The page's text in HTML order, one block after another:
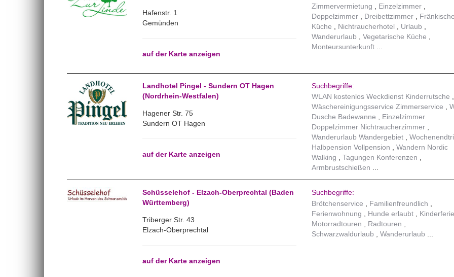
Hafenstr. 1
Gemünden
auf der Karte anzeigen
Zimmervermietung
Einzelzimmer
Doppelzimmer
Dreibettzimmer
Küche
Nichtraucherhotel
Urlaub
Wanderurlaub
Vegetarische Küche
Monteursunterkunft
Landhotel Pingel - Sundern OT Hagen
(Nordrhein-Westfalen)
Hagener Str. 75
Sundern OT Hagen
auf der Karte anzeigen
Suchbegriffe:
WLAN kostenlos Weckdienst Kinderrutsche
Wäschereinigungsservice Zimmerservice
Dusche Badewanne
Einzelzimmer
Doppelzimmer Nichtraucherzimmer
Wanderurlaub Wandergebiet
Halbpension Vollpension
Wandern Nordic
Walking
Tagungen Konferenzen
Armbrustschießen
Schüsselehof - Elzach-Oberprechtal (Baden
Württemberg)
Triberger Str. 43
Elzach-Oberprechtal
auf der Karte anzeigen
Suchbegriffe:
Brötchenservice
Familienfreundlich
Ferienwohnung
Hunde erlaubt
Motorradtouren
Radtouren
Schwarzwaldurlaub
Wanderurlaub